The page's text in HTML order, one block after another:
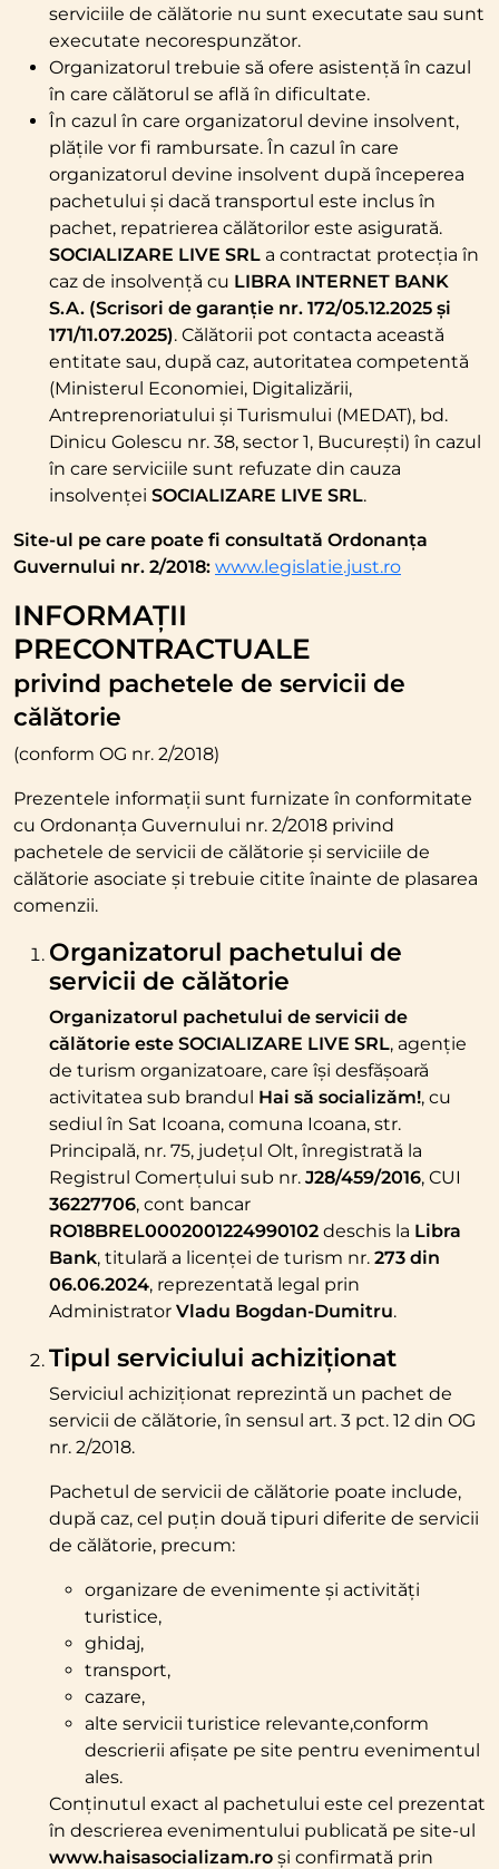
serviciile de călătorie nu sunt executate sau sunt
executate necorespunzător.
Organizatorul trebuie să ofere asistență în cazul
în care călătorul se află în dificultate.
În cazul în care organizatorul devine insolvent,
plățile vor fi rambursate. În cazul în care
organizatorul devine insolvent după începerea
pachetului și dacă transportul este inclus în
pachet, repatrierea călătorilor este asigurată.
SOCIALIZARE LIVE SRL a contractat protecția în
caz de insolvență cu LIBRA INTERNET BANK
S.A. (Scrisori de garanție nr. 172/05.12.2025 și
171/11.07.2025). Călătorii pot contacta această
entitate sau, după caz, autoritatea competentă
(Ministerul Economiei, Digitalizării,
Antreprenoriatului și Turismului (MEDAT), bd.
Dinicu Golescu nr. 38, sector 1, București) în cazul
în care serviciile sunt refuzate din cauza
insolvenței SOCIALIZARE LIVE SRL.
Site-ul pe care poate fi consultată Ordonanța
Guvernului nr. 2/2018: www.legislatie.just.ro
INFORMAȚII
PRECONTRACTUALE
privind pachetele de servicii de
călătorie
(conform OG nr. 2/2018)
Prezentele informații sunt furnizate în conformitate
cu Ordonanța Guvernului nr. 2/2018 privind
pachetele de servicii de călătorie și serviciile de
călătorie asociate și trebuie citite înainte de plasarea
comenzii.
Organizatorul pachetului de
servicii de călătorie
Organizatorul pachetului de servicii de
călătorie este SOCIALIZARE LIVE SRL, agenție
de turism organizatoare, care își desfășoară
activitatea sub brandul Hai să socializăm!, cu
sediul în Sat Icoana, comuna Icoana, str.
Principală, nr. 75, județul Olt, înregistrată la
Registrul Comerțului sub nr. J28/459/2016, CUI
36227706, cont bancar
RO18BREL0002001224990102 deschis la Libra
Bank, titulară a licenței de turism nr. 273 din
06.06.2024, reprezentată legal prin
Administrator Vladu Bogdan-Dumitru.
Tipul serviciului achiziționat
Serviciul achiziționat reprezintă un pachet de
servicii de călătorie, în sensul art. 3 pct. 12 din OG
nr. 2/2018.
Pachetul de servicii de călătorie poate include,
după caz, cel puțin două tipuri diferite de servicii
de călătorie, precum:
organizare de evenimente și activități
turistice,
ghidaj,
transport,
cazare,
alte servicii turistice relevante,conform
descrierii afișate pe site pentru evenimentul
ales.
Conținutul exact al pachetului este cel prezentat
în descrierea evenimentului publicată pe site-ul
www.haisasocializam.ro și confirmată prin